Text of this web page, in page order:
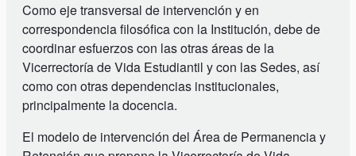
Como eje transversal de intervención y en
correspondencia filosófica con la Institución, debe de
coordinar esfuerzos con las otras áreas de la
Vicerrectoría de Vida Estudiantil y con las Sedes, así
como con otras dependencias institucionales,
principalmente la docencia.
El modelo de intervención del Área de Permanencia y